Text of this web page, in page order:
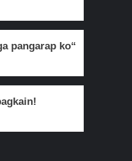
pangarap ko“